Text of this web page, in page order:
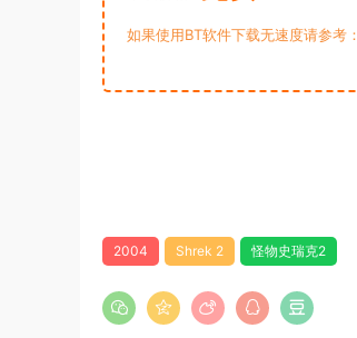
如果使用BT软件下载无速度请参考：
2004 Shrek 2 怪物史瑞克2